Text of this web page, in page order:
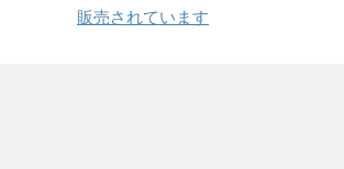
販売されています